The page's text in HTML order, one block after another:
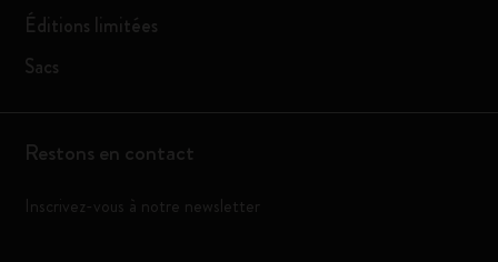
Éditions limitées
Sacs
Restons en contact
Inscrivez-vous à notre newsletter